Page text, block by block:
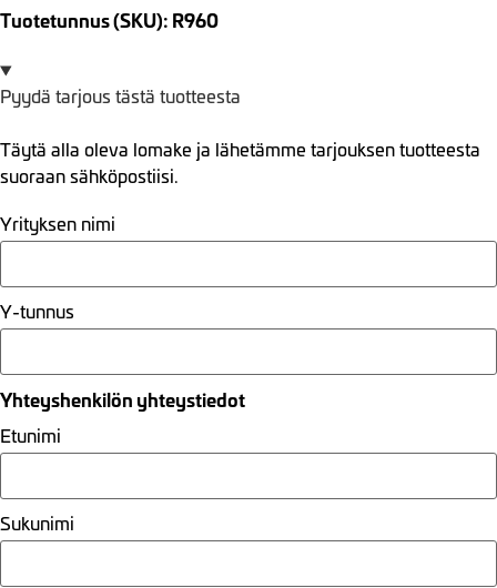
Tuotetunnus (SKU): R960
Pyydä tarjous tästä tuotteesta
Täytä alla oleva lomake ja lähetämme tarjouksen tuotteesta
suoraan sähköpostiisi.
Yrityksen nimi
Y-tunnus
Yhteyshenkilön yhteystiedot
Etunimi
Sukunimi